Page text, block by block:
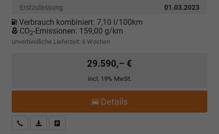
Erstzulassung
01.03.2023
Verbrauch kombiniert: 7,10 l/100km
CO2-Emissionen: 159,00 g/km
unverbindliche Lieferzeit: 6 Wochen
29.590,– €
incl. 19% MwSt.
Details
Kostenloser Rückruf-Service
PDF-Datei, Fahrzeugexposé drucken